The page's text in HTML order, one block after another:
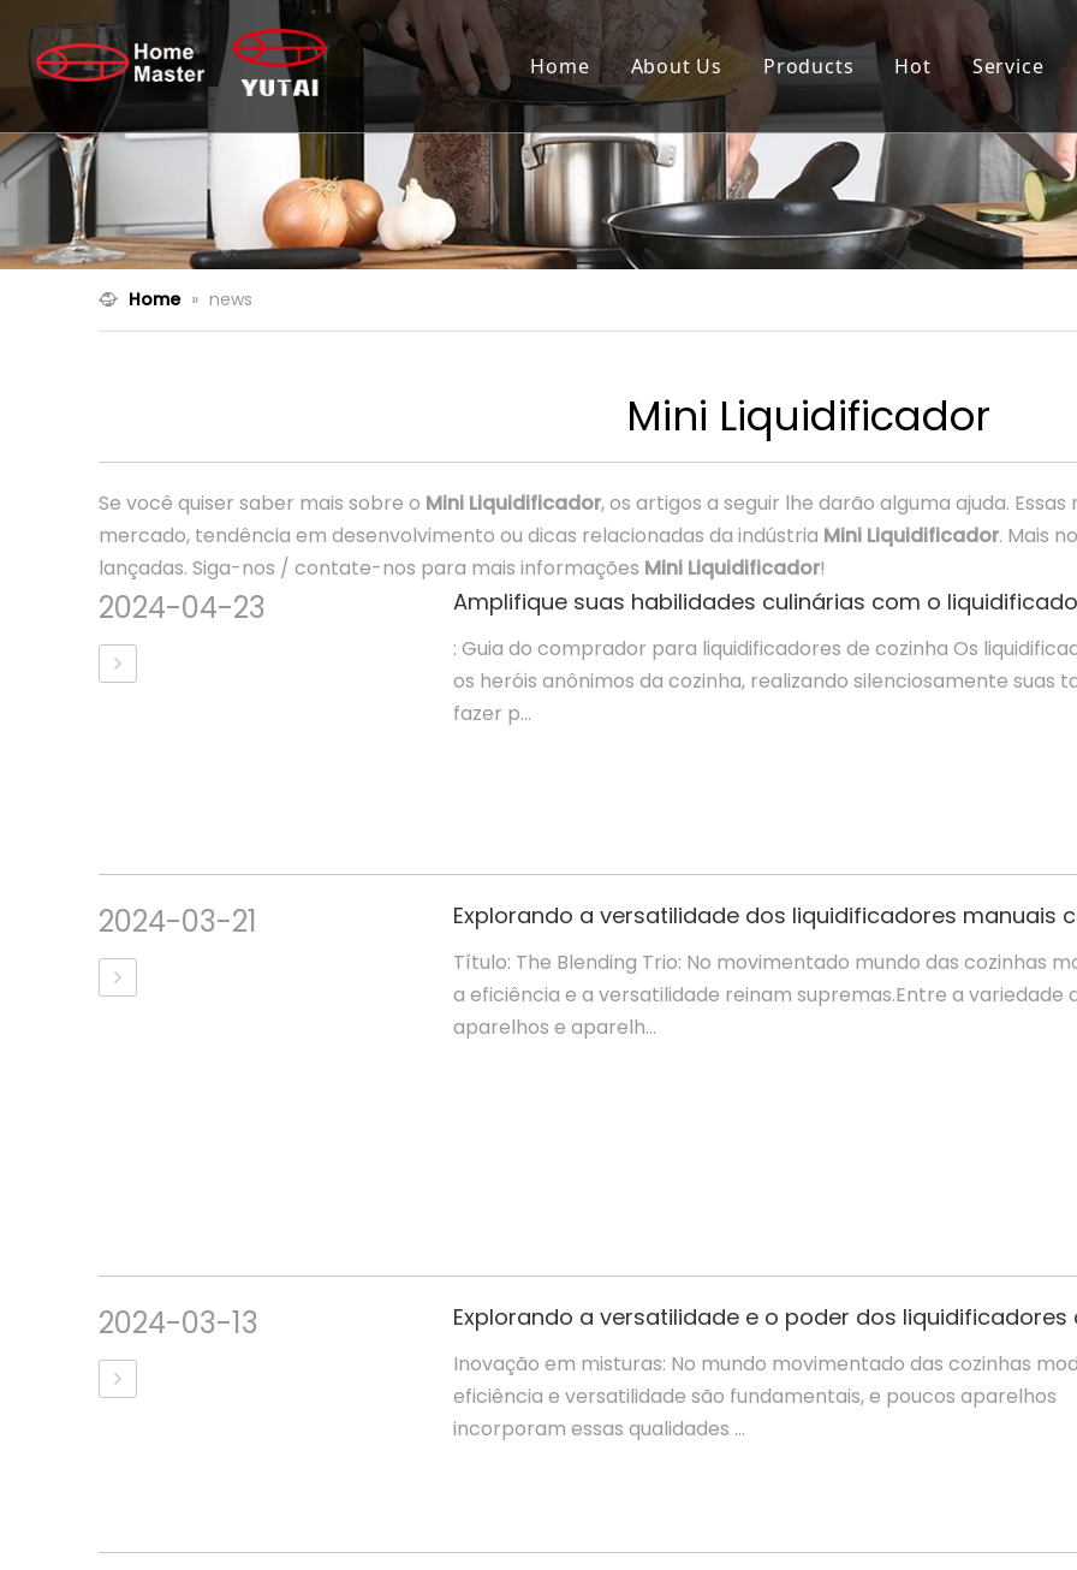
Home About Us Products Hot Service
Home » news
Mini Liquidificador
Se você quiser saber mais sobre o Mini Liquidificador, os artigos a seguir lhe darão alguma ajuda.
mercado, tendência em desenvolvimento ou dicas relacionadas da indústria Mini Liquidificador. Mais
lançadas. Siga-nos / contate-nos para mais informações Mini Liquidificador!
2024-04-23 Amplifique suas habilidades culinárias com o
: Guia do comprador para liquidificadores de cozinha Os
os heróis anônimos da cozinha, realizando silenciosamente suas
fazer p...
2024-03-21
Título: The Blending Trio: No movimentado mundo das cozinhas
a eficiência e a versatilidade reinam supremas.Entre a variedade
aparelhos e aparelh...
2024-03-13
Inovação em misturas: No mundo movimentado das cozinhas
eficiência e versatilidade são fundamentais, e poucos aparelhos
incorporam essas qualidades ...